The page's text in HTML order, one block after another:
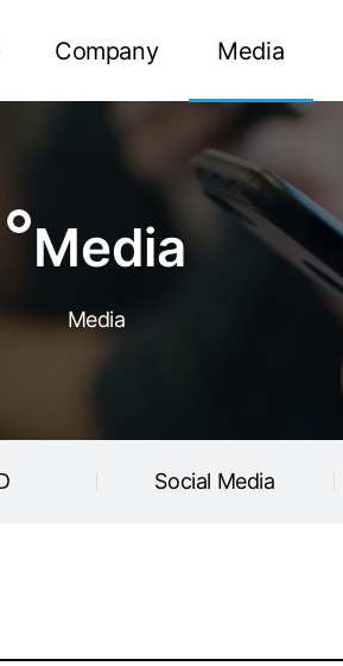
Company Media
Media
Media
Social Media